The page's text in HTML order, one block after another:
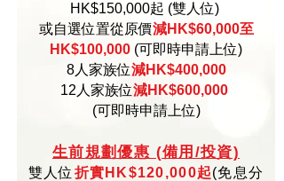
HK$150,000起 (雙人位)
或自選位置從原價減HK$60,000至
HK$100,000 (可即時申請上位)
8人家族位減HK$400,000
12人家族位減HK$600,000
(可即時申請上位)
生前規劃優惠 (備用/投資)
雙人位 折實HK$120,000起(免息分